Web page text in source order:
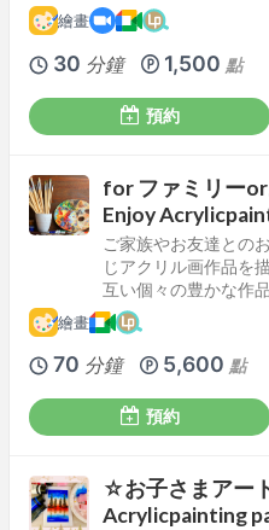
繪畫
30 分鐘 1,500 點
預約
for ファミリー
Enjoy
ご家族やお友達との
じアクリル画作品を
互い個々の豊かな作
繪畫
70 分鐘 5,600 點
預約
☆お子さまアー
Acrylicpainting